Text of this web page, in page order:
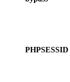
PHPSESSID